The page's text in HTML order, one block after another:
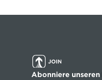
Abonniere